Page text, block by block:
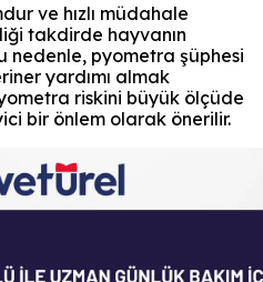
ve hızlı müdahale
takdirde hayvanın
nedenle, pyometra şüphesi
yardımı almak
riskini büyük ölçüde
bir önlem olarak önerilir.